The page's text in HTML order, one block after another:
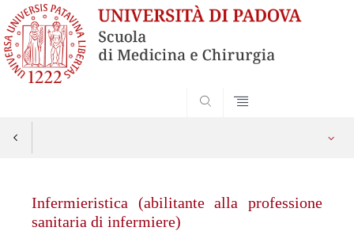
contenutoInfermieristica (abilitante alla professione
sanitaria di infermiere)